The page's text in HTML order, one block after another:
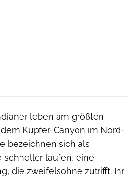
leben am größten
Kupfer-Canyon im Nord-
bezeichnen sich als
schneller laufen, eine
die zweifelsohne zutrifft. Ihr